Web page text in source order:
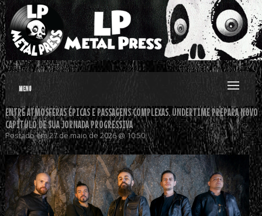
MENU
ENTRE ATMOSFERAS ÉPICAS E PASSAGENS COMPLEXAS, UNDERTIME PREPARA NOVO
CAPÍTULO DE SUA JORNADA PROGRESSIVA
Postado em 27 de maio de 2026 @ 10:50